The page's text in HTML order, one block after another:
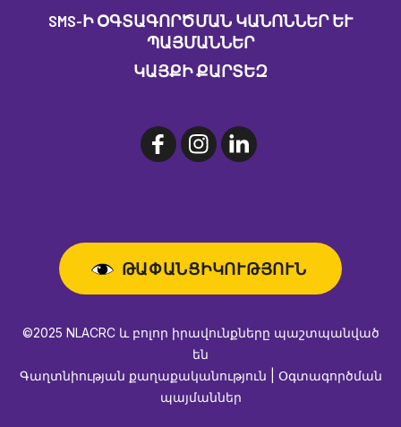
SMS-Ի ՕԳՏԱԳՈՐԾՄԱՆ ԿԱՆՈՆՆԵՐ ԵՒ Պ
ԱՅՄԱՆՆԵՐ
ԿԱՅՔԻ ՔԱՐՏԵԶ
ԹԱՓԱՆՑԻԿՈՒԹՅՈՒՆ
©2025 NLACRC և բոլոր իրավունքները պաշտպանված
են
Գաղտնիության քաղաքականություն | Օգտագործման
պայմաններ